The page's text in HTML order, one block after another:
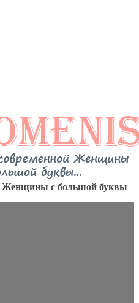
Женщины с большой буквы